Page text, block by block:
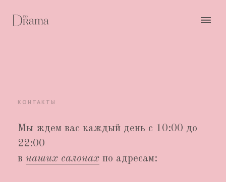
КОНТАКТЫ
Мы ждем вас каждый день с 10:00 до
22:00
в наших салонах по адресам: